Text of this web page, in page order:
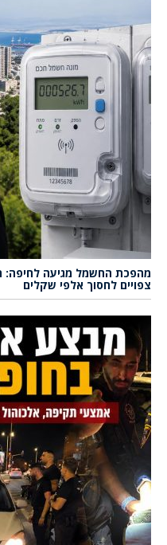
מהפכת החשמל מגיעה לחיפה:
צפויים לחסוך אלפי שקלים